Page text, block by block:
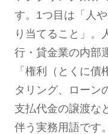
す。1つ目は「人
り当てること」。
行・貸金業の内部
「権利（とくに
タリング、ローン
支払代金の譲渡な
伴う実務用語です